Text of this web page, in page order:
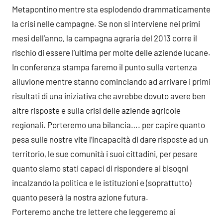
Metapontino mentre sta esplodendo drammaticamente
la crisi nelle campagne. Se non si interviene nei primi
mesi dell’anno, la campagna agraria del 2013 corre il
rischio di essere l’ultima per molte delle aziende lucane.
In conferenza stampa faremo il punto sulla vertenza
alluvione mentre stanno cominciando ad arrivare i primi
risultati di una iniziativa che avrebbe dovuto avere ben
altre risposte e sulla crisi delle aziende agricole
regionali. Porteremo una bilancia…. per capire quanto
pesa sulle nostre vite l’incapacità di dare risposte ad un
territorio, le sue comunità i suoi cittadini, per pesare
quanto siamo stati capaci di rispondere ai bisogni
incalzando la politica e le istituzioni e (soprattutto)
quanto peserà la nostra azione futura.
Porteremo anche tre lettere che leggeremo ai